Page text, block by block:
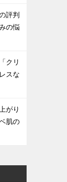
評判
の悩
クリ
スな
がり
肌の